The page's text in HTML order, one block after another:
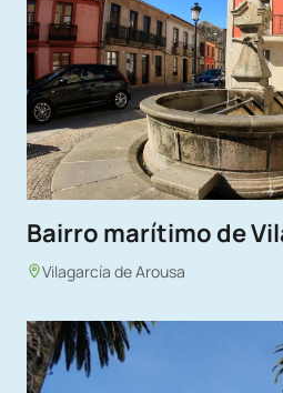
Bairro marítimo de
Vilagarcía de Arousa